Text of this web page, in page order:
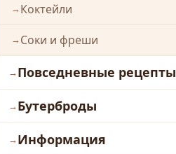
Коктейли
Соки и фреши
Повседневные рецепты
Бутерброды
Информация